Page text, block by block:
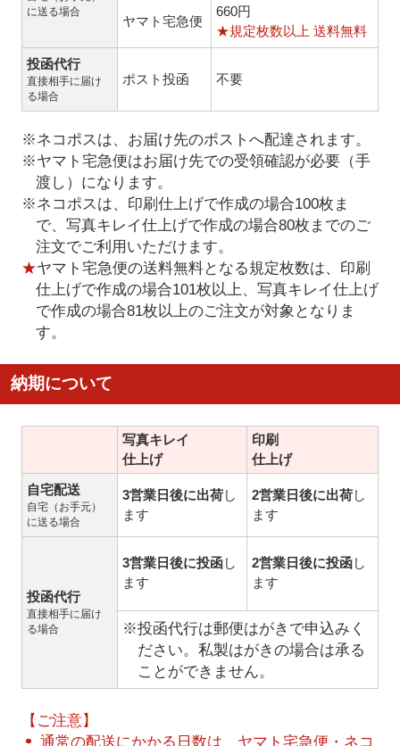
に送る場合
ヤマト宅急便
660円
★規定枚数以上 送料無料
投函代行
直接相手に届け
る場合
ポスト投函 不要
※ネコポスは、お届け先のポストへ配達されます。
※ヤマト宅急便はお届け先での受領確認が必要（手
渡し）になります。
※ネコポスは、印刷仕上げで作成の場合100枚ま
で、写真キレイ仕上げで作成の場合80枚までのご
注文でご利用いただけます。
★ヤマト宅急便の送料無料となる規定枚数は、印刷
仕上げで作成の場合101枚以上、写真キレイ仕上げ
で作成の場合81枚以上のご注文が対象となりま
す。
納期について
写真キレイ
仕上げ
印刷
仕上げ
自宅配送
自宅（お手元）
に送る場合
3営業日後に出荷し
ます
2営業日後に出荷し
ます
投函代行
直接相手に届け
る場合
3営業日後に投函し
ます
2営業日後に投函し
ます
※投函代行は郵便はがきで申込みく
ださい。私製はがきの場合は承る
ことができません。
【ご注意】
通常の配送にかかる日数は、ヤマト宅急便・ネコ